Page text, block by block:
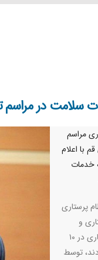
سلامت در
مراسم
با اعلام
خدمات
پرستاری
و
سازمان صدا و سیمای جمهوری اسلامی ایران، خدمات پرستاری در ۱۰
توسط